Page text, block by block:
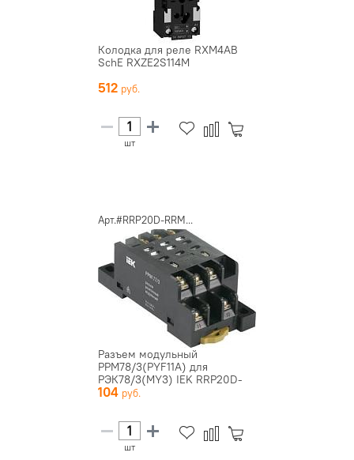
Колодка для реле RXM4AB
SchE RXZE2S114M
512
шт
Арт.#RRP20D-RRM...
Разъем модульный
РРМ78/3(PYF11A) для
РЭК78/3(MY3) IEK RRP20D-
RRM-3
104
шт